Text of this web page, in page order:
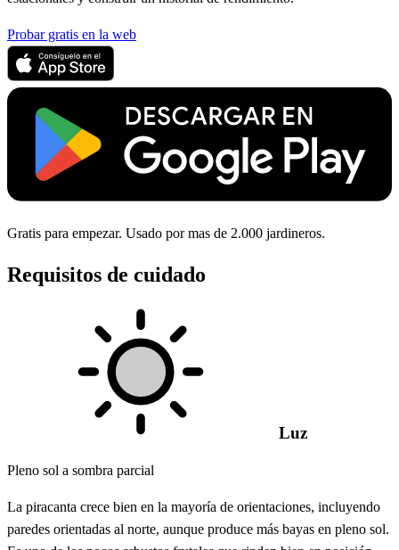
Probar gratis en la web
Gratis para empezar. Usado por mas de 2.000 jardineros.
Requisitos de cuidado
Luz
Pleno sol a sombra parcial
La piracanta crece bien en la mayoría de orientaciones, incluyendo
paredes orientadas al norte, aunque produce más bayas en pleno sol.